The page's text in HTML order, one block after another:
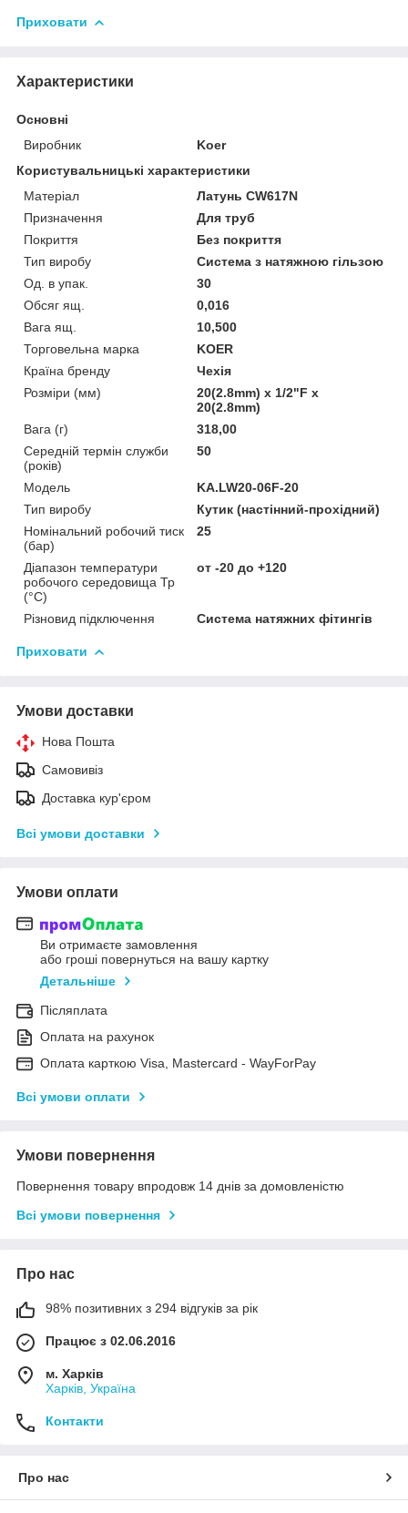
Приховати
Характеристики
Основні
Виробник
Koer
Користувальницькі характеристики
Матеріал
Латунь CW617N
Призначення
Для труб
Покриття
Без покриття
Тип виробу
Система з натяжною гільзою
Од. в упак.
30
Обсяг ящ.
0,016
Вага ящ.
10,500
Торговельна марка
KOER
Країна бренду
Чехія
Розміри (мм)
20(2.8mm) x 1/2"F x
20(2.8mm)
Вага (г)
318,00
Середній термін служби
(років)
50
Мoдель
KA.LW20-06F-20
Тип виробу
Кутик (настінний-прохідний)
Номінальний робочий тиск
(бар)
25
Діапазон температури
робочого середовища Тр
(°С)
от -20 до +120
Різновид підключення Система натяжних фітингів
Приховати
Умови доставки
Нова Пошта
Самовивіз
Доставка кур'єром
Всі умови доставки
Умови оплати
Ви отримаєте замовлення
або гроші повернуться на вашу картку
Детальніше
Післяплата
Оплата на рахунок
Оплата карткою Visa, Mastercard - WayForPay
Всі умови оплати
Умови повернення
Повернення товару впродовж 14 днів за домовленістю
Всі умови повернення
Про нас
98% позитивних з 294 відгуків за рік
Працює з 02.06.2016
м. Харків
Харків, Україна
Контакти
Про нас